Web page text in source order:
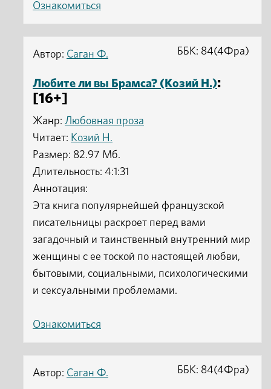
Ознакомиться
Автор: Саган Ф.
Любите ли вы Брамса? (Козий Н.):
[16+]
Жанр: Любовная проза
Читает: Козий Н.
ББК: 84(4Фра)
Размер: 82.97 Мб.
Длительность: 4:1:31
Аннотация:
Эта книга популярнейшей французской
писательницы раскроет перед вами
загадочный и таинственный внутренний мир
женщины с ее тоской по настоящей любви,
бытовыми, социальными, психологическими
и сексуальными проблемами.
Ознакомиться
Автор: Саган Ф. ББК: 84(4Фра)